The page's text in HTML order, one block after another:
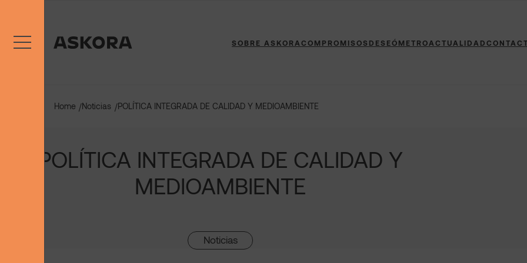
contenido
SOBRE ASKORACOMPROMISOS DESEÓMETROACTUALIDAD
Home /Noticias /POLÍTICA INTEGRADA DE CALIDAD Y MEDIOAMBIENTE
POLÍTICA INTEGRADA DE CALIDAD Y
MEDIOAMBIENTE
Noticias